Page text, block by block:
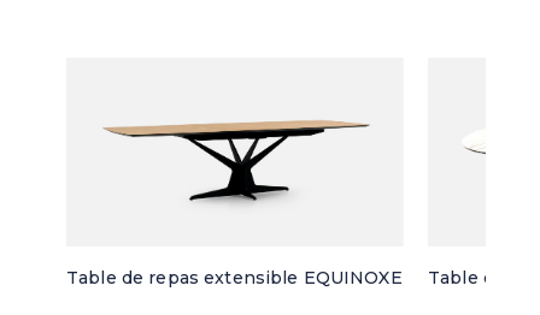
Table de repas extensible EQUINOXE Table de